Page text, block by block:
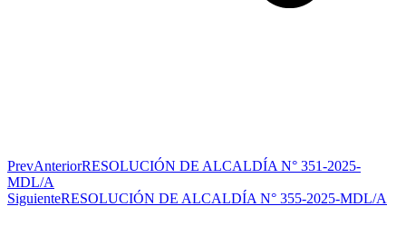
PrevAnteriorRESOLUCIÓN DE ALCALDÍA N° 351-2025-
MDL/A
SiguienteRESOLUCIÓN DE ALCALDÍA N° 355-2025-MDL/A